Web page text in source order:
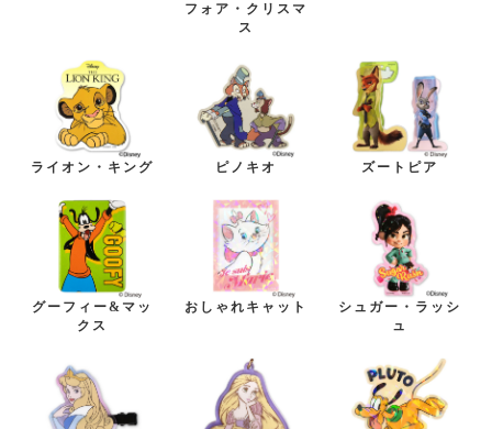
フォア・クリスマ
ス
ライオン・キング ピノキオ ズートピア
グーフィー&マッ
クス
おしゃれキャット
シュガー・ラッシ
ュ